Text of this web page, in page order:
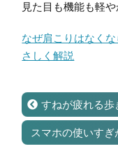
見た目も機能も軽
なぜ肩こりはなく
さしく解説
すねが疲れる歩
スマホの使いす